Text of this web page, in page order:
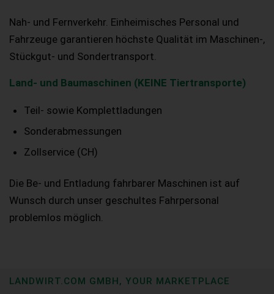
Nah- und Fernverkehr. Einheimisches Personal und
Fahrzeuge garantieren höchste Qualität im Maschinen-,
Stückgut- und Sondertransport.
Land- und Baumaschinen (KEINE Tiertransporte)
Teil- sowie Komplettladungen
Sonderabmessungen
Zollservice (CH)
Die Be- und Entladung fahrbarer Maschinen ist auf
Wunsch durch unser geschultes Fahrpersonal
problemlos möglich.
LANDWIRT.COM GMBH, YOUR MARKETPLACE